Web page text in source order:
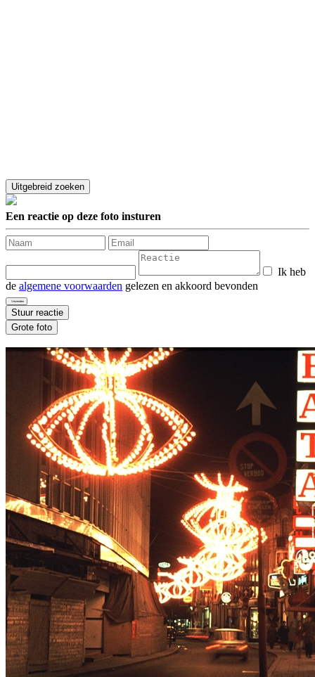
Een reactie op deze foto insturen
Ik heb
de algemene voorwaarden gelezen en akkoord bevonden